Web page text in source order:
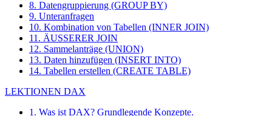
8. Datengruppierung (GROUP BY)
9. Unteranfragen
10. Kombination von Tabellen (INNER JOIN)
11. ÄUSSERER JOIN
12. Sammelanträge (UNION)
13. Daten hinzufügen (INSERT INTO)
14. Tabellen erstellen (CREATE TABLE)
LEKTIONEN DAX
1. Was ist DAX? Grundlegende Konzepte.